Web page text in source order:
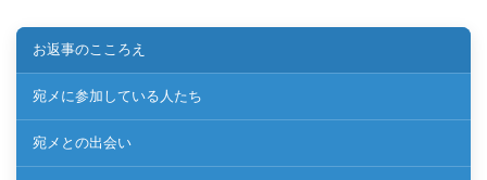
お返事のこころえ
宛メに参加している人たち
宛メとの出会い